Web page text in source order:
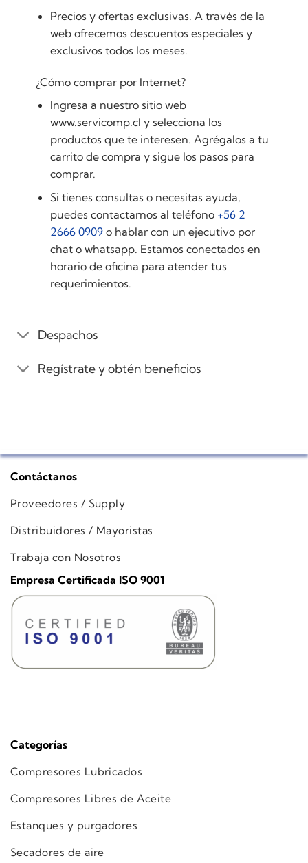
Precios y ofertas exclusivas. A través de la
web ofrecemos descuentos especiales y
exclusivos todos los meses.
¿Cómo comprar por Internet?
Ingresa a nuestro sitio web
www.servicomp.cl y selecciona los
productos que te interesen. Agrégalos a tu
carrito de compra y sigue los pasos para
comprar.
Si tienes consultas o necesitas ayuda,
puedes contactarnos al teléfono +56 2
2666 0909o hablar con un ejecutivo por
chat o whatsapp. Estamos conectados en
horario de oficina para atender tus
requerimientos.
Despachos
Regístrate y obtén beneficios
Categorías
Compresores Lubricados
Compresores Libres de Aceite
Estanques y purgadores
Secadores de aire
Contáctanos
Proveedores / Supply
Distribuidores / Mayoristas
Trabaja con Nosotros
Empresa Certificada ISO 9001